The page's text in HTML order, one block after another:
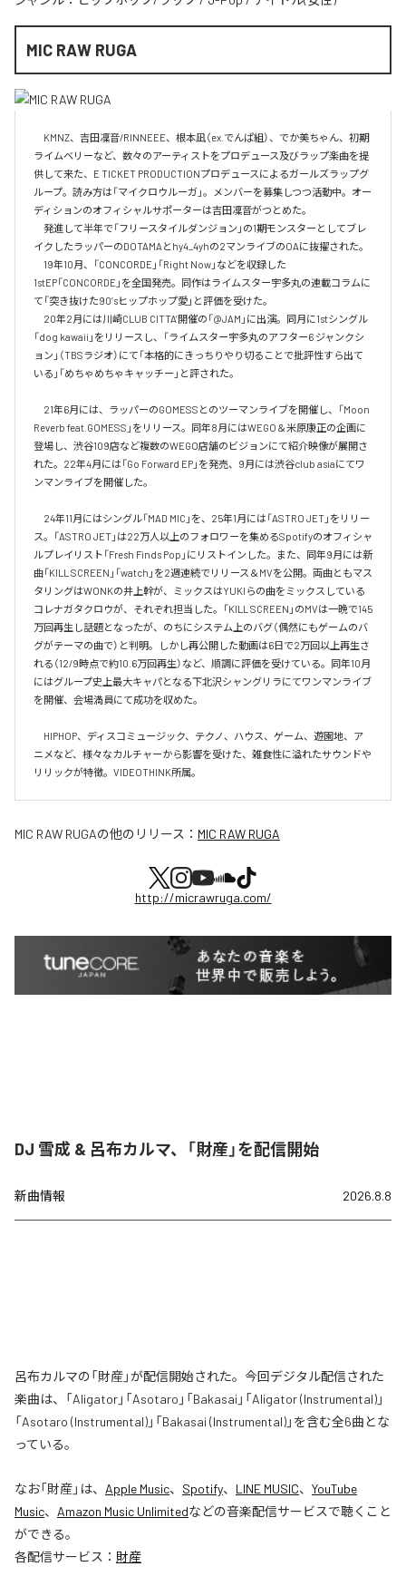
MIC RAW RUGA
KMNZ、吉田凜音/RINNEEE、根本凪（ex.でんぱ組）、でか美ちゃん、初期
ライムベリーなど、数々のアーティストをプロデュース及びラップ楽曲を提
供して来た、E TICKET PRODUCTIONプロデュースによるガールズラップグ
ループ。読み方は「マイクロウルーガ」。メンバーを募集しつつ活動中。オー
ディションのオフィシャルサポーターは吉田凜音がつとめた。
発進して半年で「フリースタイルダンジョン」の1期モンスターとしてブレ
イクしたラッパーのDOTAMAとhy4_4yhの2マンライブのOAに抜擢された。
19年10月、「CONCORDE」「Right Now」などを収録した
1stEP「CONCORDE」を全国発売。同作はライムスター宇多丸の連載コラムに
て「突き抜けた90’sヒップホップ愛」と評価を受けた。
20年2月には川崎CLUB CITTA’開催の「@JAM」に出演。同月に1stシングル
「dog kawaii」をリリースし、「ライムスター宇多丸のアフター6 ジャンクシ
ョン」（TBSラジオ）にて「本格的にきっちりやり切ることで批評性すら出て
いる」「めちゃめちゃキャッチー」と評された。
21年6月には、ラッパーのGOMESSとのツーマンライブを開催し、「Moon
Reverb feat.GOMESS」をリリース。同年8月にはWEGO＆米原康正の企画に
登場し、渋谷109店など複数のWEGO店舗のビジョンにて紹介映像が展開さ
れた。22年4月には「Go Forward EP」を発売、9月には渋谷club asiaにてワ
ンマンライブを開催した。
24年11月にはシングル「MAD MIC」を、25年1月には「ASTRO JET」をリリー
ス。「ASTRO JET」は22万人以上のフォロワーを集めるSpotifyのオフィシャ
ルプレイリスト「Fresh Finds Pop」にリストインした。また、同年9月には新
曲「KILL SCREEN」「watch」を2週連続でリリース＆MVを公開。両曲ともマス
タリングはWONKの井上幹が、ミックスはYUKIらの曲をミックスしている
コレナガタクロウが、それぞれ担当した。「KILL SCREEN」のMVは一晩で145
万回再生し話題となったが、のちにシステム上のバグ（偶然にもゲームのバ
グがテーマの曲で）と判明。しかし再公開した動画は6日で2万回以上再生さ
れる（12/9時点で約10.6万回再生）など、順調に評価を受けている。同年10月
にはグループ史上最大キャパとなる下北沢シャングリラにてワンマンライブ
を開催、会場満員にて成功を収めた。
HIPHOP、ディスコミュージック、テクノ、ハウス、ゲーム、遊園地、ア
ニメなど、様々なカルチャーから影響を受けた、雑食性に溢れたサウンドや
リリックが特徴。VIDEOTHINK所属。
MIC RAW RUGAの他のリリース： MIC RAW RUGA
http://micrawruga.com/
DJ 雪成 & 呂布カルマ、「財産」を配信開始
新曲情報 2026.8.8
呂布カルマの「財産」が配信開始された。今回デジタル配信された
楽曲は、「Aligator」「Asotaro」「Bakasai」「Aligator (Instrumental)」
「Asotaro (Instrumental)」「Bakasai (Instrumental)」を含む全6曲とな
っている。
なお「財産」は、 Apple Music、 Spotify、 LINE MUSIC、 YouTube
Music、 Amazon Music Unlimitedなどの音楽配信サービスで聴くこと
ができる。
各配信サービス： 財産